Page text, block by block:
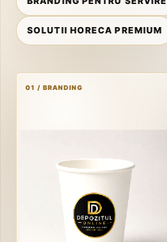
SOLUTII HORECA PREMIUM
01 / BRANDING